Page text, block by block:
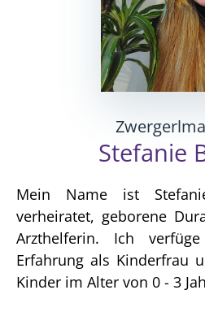
Stefanie
Mein Name ist
verheiratet, geborene
Arzthelferin. Ich
Erfahrung als Kinderfrau
Kinder im Alter von 0 - 3